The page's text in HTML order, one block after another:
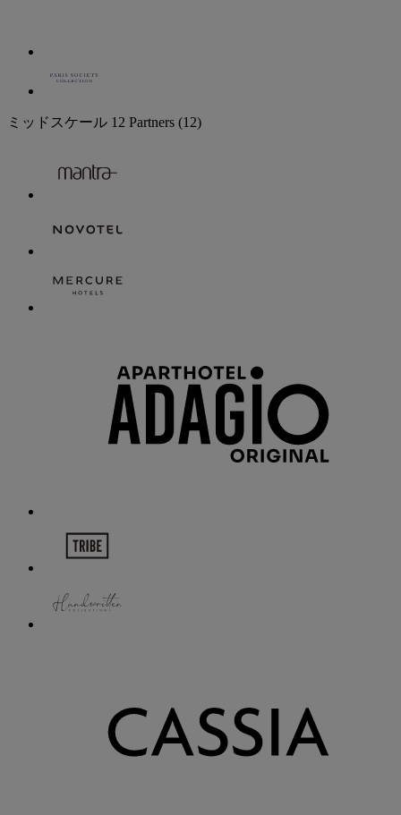
ミッドスケール 12 Partners (12)